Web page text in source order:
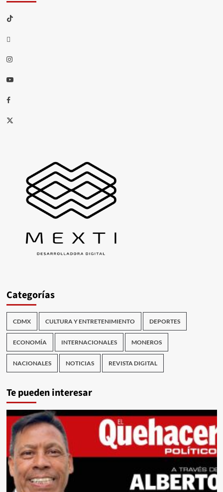
TikTok
threads
Instagram
Youtube
Facebook
X
Categorías
CDMX CULTURA Y ENTRETENIMIENTO DEPORTES
ECONOMÍA INTERNACIONALES MONEROS
NACIONALES NOTICIAS REVISTA DIGITAL
Te pueden interesar